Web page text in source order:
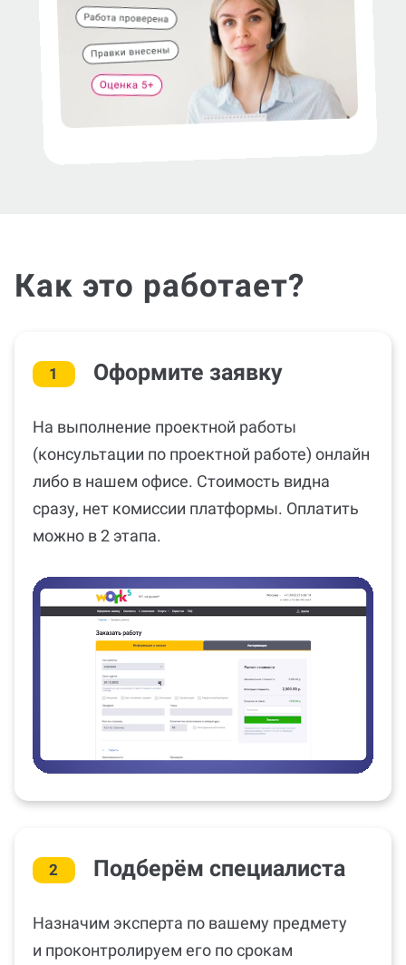
Как это работает?
1 Оформите заявку
На выполнение проектной работы
(консультации по проектной работе) онлайн
либо в нашем офисе. Стоимость видна
сразу, нет комиссии платформы. Оплатить
можно в 2 этапа.
2 Подберём специалиста
Назначим эксперта по вашему предмету
и проконтролируем его по срокам